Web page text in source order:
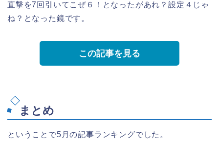
直撃を7回引いてこぜ６！となったがあれ？設定４じゃ
ね？となった鏡です。
この記事を見る
まとめ
ということで5月の記事ランキングでした。